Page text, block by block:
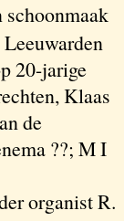
20-jarige
Klaas
de
??; M I
organist R.